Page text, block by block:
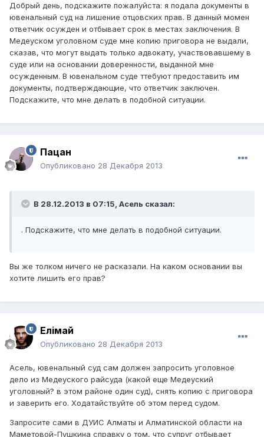
Добрый день, подскажите пожалуйста: я подала документы в
ювенальный суд на лишение отцовских прав. В данный момен
ответчик осужден и отбывает срок в местах заключения. В
Медеуском уголовном суде мне копию приговора не выдали,
сказав, что могут выдать только адвокату, участвовавшему в
суде или на основании доверенности, выданной мне
осужденным. В ювенальном суде ттебуют предоставить им
документы, подтверждающие, что ответчик заключен.
Подскажите, что мне делать в подобной ситуации.
Пацан
Опубликовано 28 Декабря 2013
В 28.12.2013 в 07:15, Асель сказал:
. Подскажите, что мне делать в подобной ситуации.
Вы же толком ничего не расказали. На каком основании вы
хотите лишить его прав?
Елiмай
Опубликовано 28 Декабря 2013
Асель, ювенальный суд сам должен запросить уголовное
дело из Медеуского райсуда (какой еще Медеуский
уголовный? в этом районе один суд), снять копию с приговора
и заверить его. Ходатайствуйте об этом перед судом.
Запросите сами в ДУИС Алматы и Алматинской области на
Маметовой-Пушкина справку о том, что супруг отбывает